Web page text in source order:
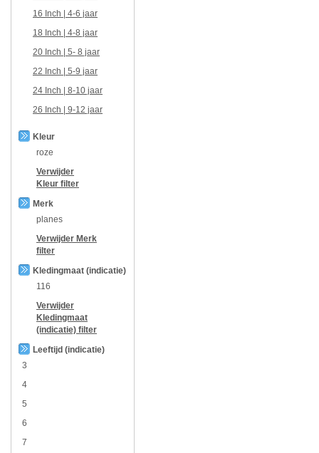
16 Inch | 4-6 jaar
18 Inch | 4-8 jaar
20 Inch | 5- 8 jaar
22 Inch | 5-9 jaar
24 Inch | 8-10 jaar
26 Inch | 9-12 jaar
Kleur
roze
Verwijder
Kleur filter
Merk
planes
Verwijder Merk
filter
Kledingmaat (indicatie)
116
Verwijder
Kledingmaat
(indicatie) filter
Leeftijd (indicatie)
3
4
5
6
7